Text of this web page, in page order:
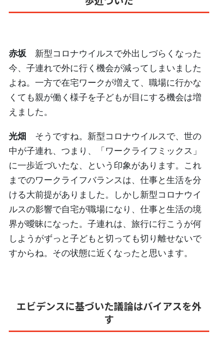
赤坂新型コロナウイルスで外出しづらくなった
今、子連れで外に行く機会が減ってしまいました
よね。一方で在宅ワークが増えて、職場に行かな
くても親が働く様子を子どもが目にする機会は増
えました。
光畑
そうですね。新型コロナウイルスで、世の
中が子連れ、つまり、「ワークライフミックス」
に一歩近づいたな、という印象があります。これ
までのワークライフバランスは、仕事と生活を分
ける大前提がありました。しかし新型コロナウイ
ルスの影響で自宅が職場になり、仕事と生活の境
界が曖昧になった。子連れは、旅行に行こうが何
しようがずっと子どもと切っても切り離せないで
すからね。その状態に近くなったと思います。
エビデンスに基づいた議論はバイアスを外
す